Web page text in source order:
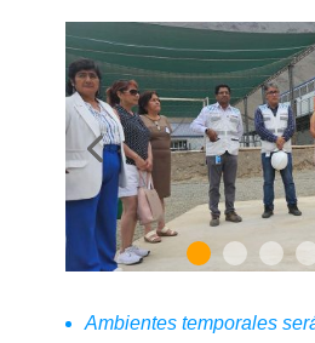
Ambientes temporales